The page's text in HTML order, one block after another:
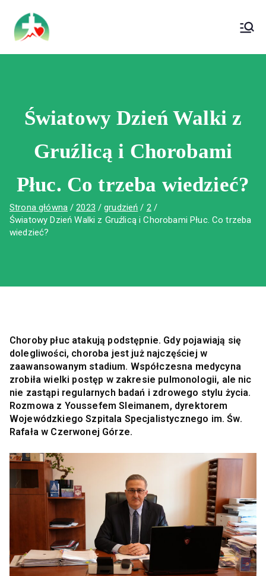
treści
Wojewódzki Szpital Specjalistyczny im.
Św. Rafała w Czerwonej Górze
Światowy Dzień Walki z
Gruźlicą i Chorobami
Płuc. Co trzeba wiedzieć?
Strona główna 2023 grudzień
2
Światowy Dzień Walki z Gruźlicą i Chorobami Płuc. Co trzeba
wiedzieć?
Choroby płuc atakują podstępnie. Gdy pojawiają się
dolegliwości, choroba jest już najczęściej w
zaawansowanym stadium. Współczesna medycyna
zrobiła wielki postęp w zakresie pulmonologii, ale nic
nie zastąpi regularnych badań i zdrowego stylu życia.
Rozmowa z Youssefem Sleimanem, dyrektorem
Wojewódzkiego Szpitala Specjalistycznego im. Św.
Rafała w Czerwonej Górze.